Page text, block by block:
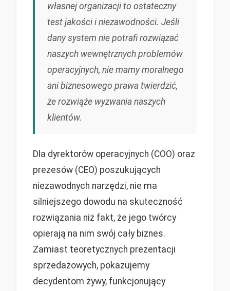
własnej organizacji to ostateczny
test jakości i niezawodności. Jeśli
dany system nie potrafi rozwiązać
naszych wewnętrznych problemów
operacyjnych, nie mamy moralnego
ani biznesowego prawa twierdzić,
że rozwiąże wyzwania naszych
klientów.
Dla dyrektorów operacyjnych (COO) oraz
prezesów (CEO) poszukujących
niezawodnych narzędzi, nie ma
silniejszego dowodu na skuteczność
rozwiązania niż fakt, że jego twórcy
opierają na nim swój cały biznes.
Zamiast teoretycznych prezentacji
sprzedażowych, pokazujemy
decydentom żywy, funkcjonujący